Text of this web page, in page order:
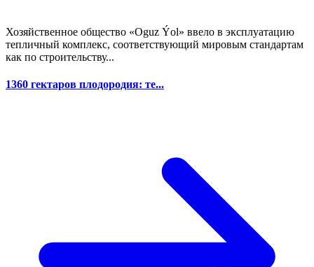
Хозяйственное общество «Oguz Ýol» ввело в эксплуатацию
тепличный комплекс, соответствующий мировым стандартам
как по строительству...
1360 гектаров плодородия: те...